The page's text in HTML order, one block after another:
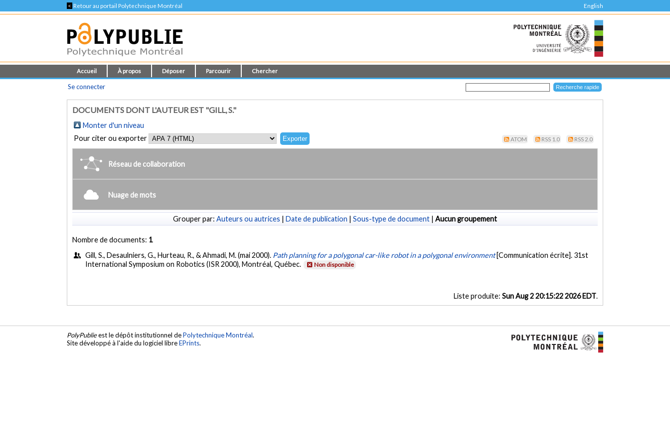
< Retour au portail Polytechnique Montréal English
Accueil À propos Déposer Parcourir Chercher
Se connecter
DOCUMENTS DONT L'AUTEUR EST "GILL, S."
Monter d'un niveau
Pour citer ou exporter
ATOM RSS 1.0 RSS 2.0
Réseau de collaboration
Nuage de mots
Grouper par: Auteurs ou autrices | Date de publication | Sous-type de document | Aucun groupement
Nombre de documents: 1
Gill, S., Desaulniers, G., Hurteau, R., & Ahmadi, M. (mai 2000). Path planning for a polygonal car-like robot in a polygonal environment [Communication écrite]. 31st
International Symposium on Robotics (ISR 2000), Montréal, Québec.
Non disponible
Liste produite: Sun Aug 2 20:15:22 2026 EDT.
PolyPublieest le dépôt institutionnel dePolytechnique Montréal.
Site développé à l'aide du logiciel libreEPrints.